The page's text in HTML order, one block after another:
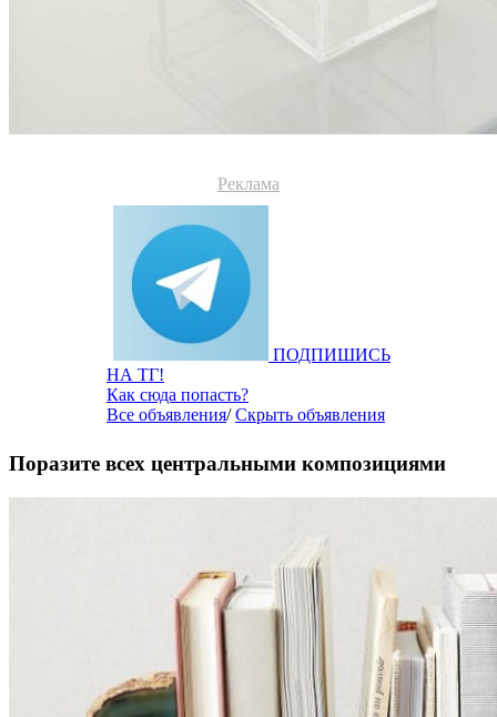
Реклама
ПОДПИШИСЬ
НА ТГ!
Как сюда попасть?
Все объявления/Скрыть объявления
Поразите всех центральными композициями